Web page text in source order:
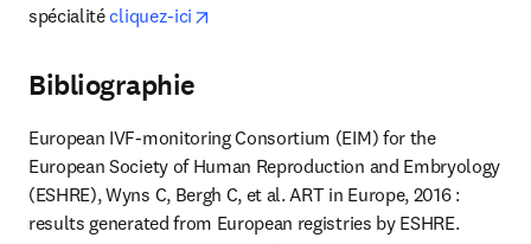
spécialité cliquez-ici
Bibliographie
European IVF-monitoring Consortium (EIM) for the
European Society of Human Reproduction and Embryology
(ESHRE), Wyns C, Bergh C, et al. ART in Europe, 2016 :
results generated from European registries by ESHRE.